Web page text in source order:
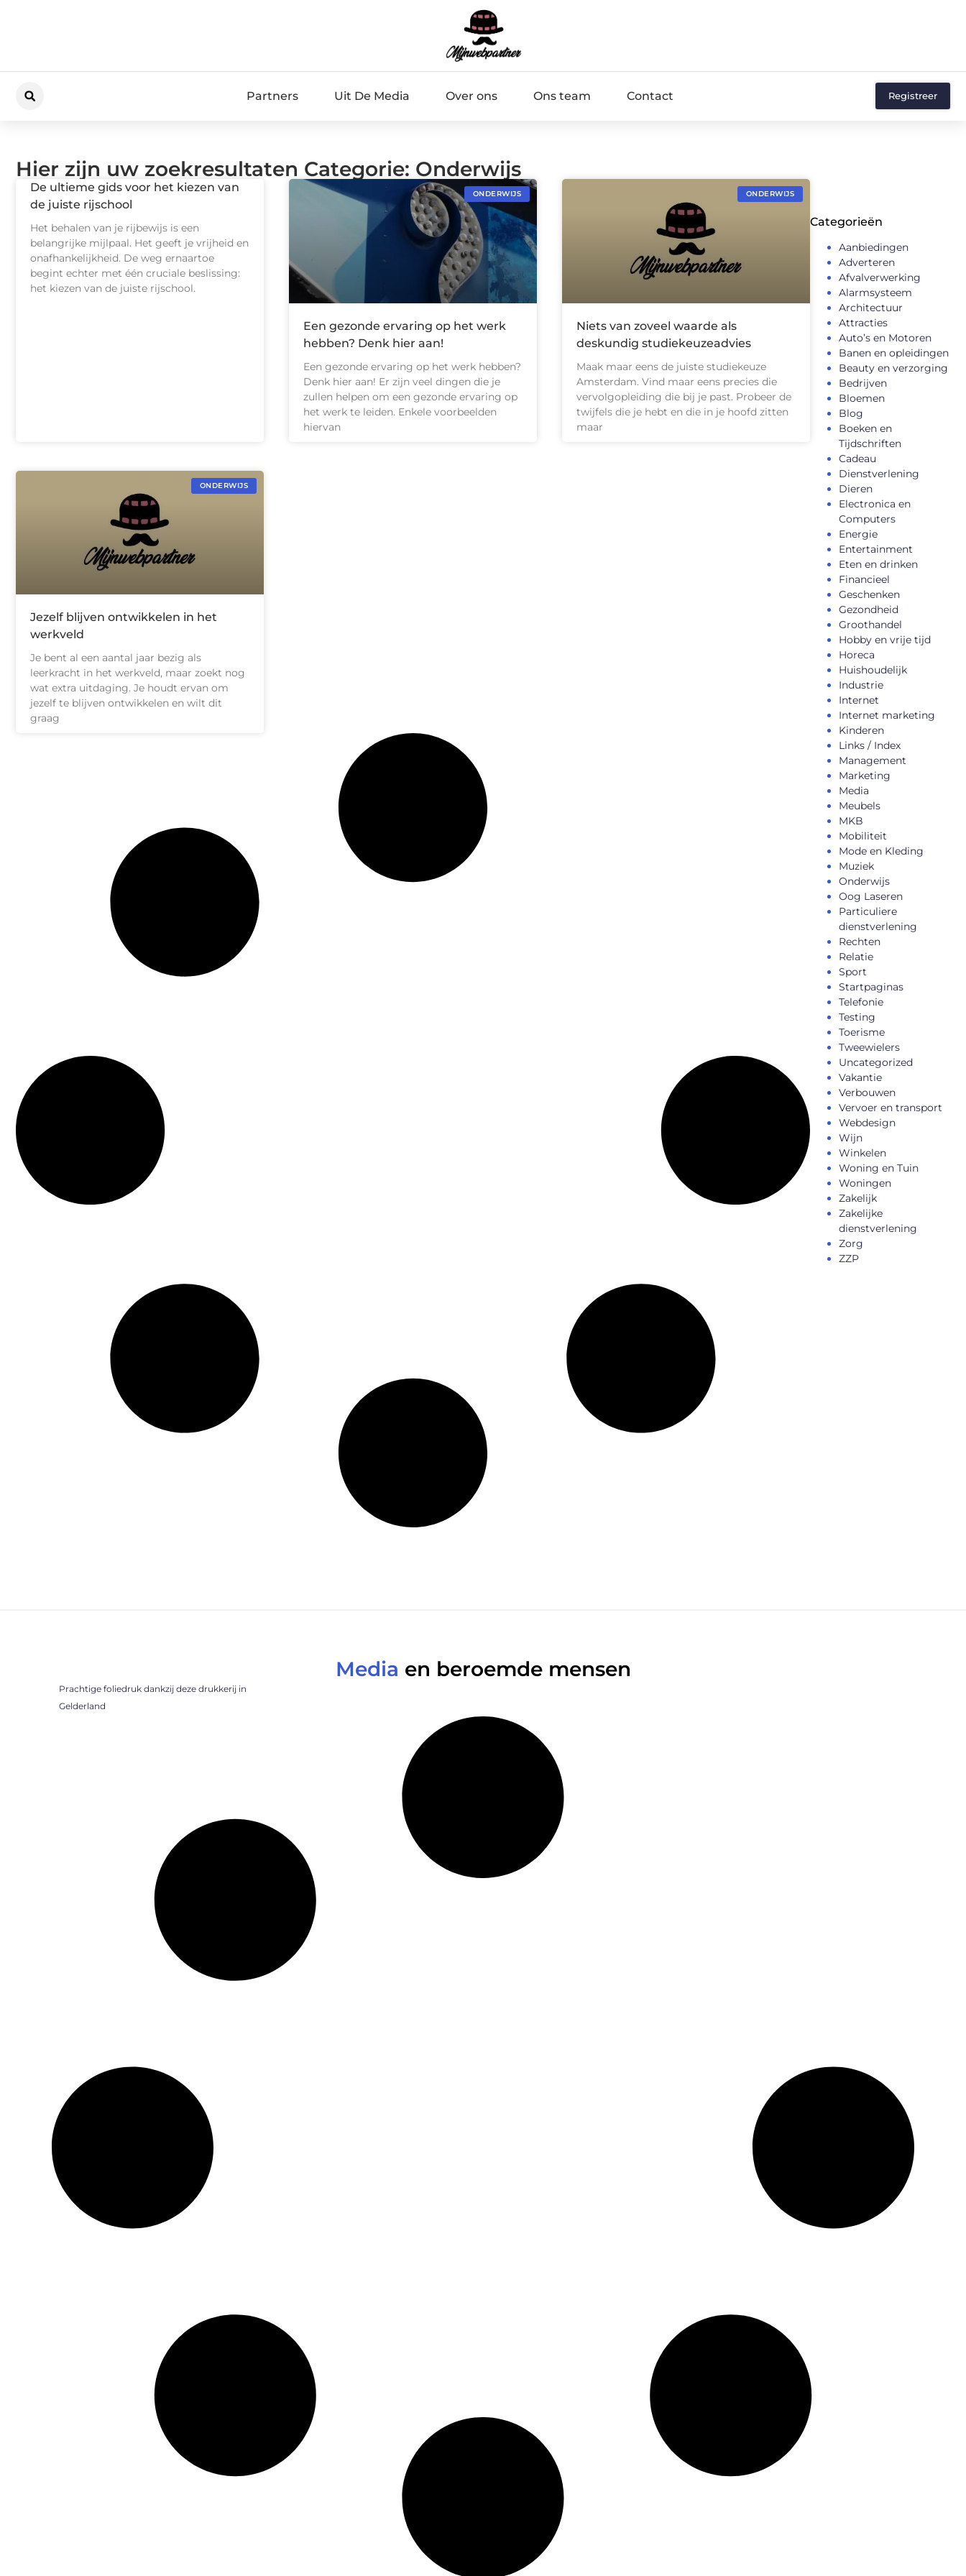
Partners Uit De Media Over ons Ons team Contact Registreer
Hier zijn uw zoekresultaten Categorie: Onderwijs
De ultieme gids voor het kiezen van
de juiste rijschool
Het behalen van je rijbewijs is een
belangrijke mijlpaal. Het geeft je vrijheid en
onafhankelijkheid. De weg ernaartoe
begint echter met één cruciale beslissing:
het kiezen van de juiste rijschool.
ONDERWIJS
Een gezonde ervaring op het werk
hebben? Denk hier aan!
Een gezonde ervaring op het werk hebben?
Denk hier aan! Er zijn veel dingen die je
zullen helpen om een gezonde ervaring op
het werk te leiden. Enkele voorbeelden
hiervan
ONDERWIJS
Niets van zoveel waarde als
deskundig studiekeuzeadvies
Maak maar eens de juiste studiekeuze
Amsterdam. Vind maar eens precies die
vervolgopleiding die bij je past. Probeer de
twijfels die je hebt en die in je hoofd zitten
maar
ONDERWIJS
Jezelf blijven ontwikkelen in het
werkveld
Je bent al een aantal jaar bezig als
leerkracht in het werkveld, maar zoekt nog
wat extra uitdaging. Je houdt ervan om
jezelf te blijven ontwikkelen en wilt dit
graag
Categorieën
Aanbiedingen
Adverteren
Afvalverwerking
Alarmsysteem
Architectuur
Attracties
Auto’s en Motoren
Banen en opleidingen
Beauty en verzorging
Bedrijven
Bloemen
Blog
Boeken en
Tijdschriften
Cadeau
Dienstverlening
Dieren
Electronica en
Computers
Energie
Entertainment
Eten en drinken
Financieel
Geschenken
Gezondheid
Groothandel
Hobby en vrije tijd
Horeca
Huishoudelijk
Industrie
Internet
Internet marketing
Kinderen
Links / Index
Management
Marketing
Media
Meubels
MKB
Mobiliteit
Mode en Kleding
Muziek
Onderwijs
Oog Laseren
Particuliere
dienstverlening
Rechten
Relatie
Sport
Startpaginas
Telefonie
Testing
Toerisme
Tweewielers
Uncategorized
Vakantie
Verbouwen
Vervoer en transport
Webdesign
Wijn
Winkelen
Woning en Tuin
Woningen
Zakelijk
Zakelijke
dienstverlening
Zorg
ZZP
Media en beroemde mensen
Prachtige foliedruk dankzij deze drukkerij in
Gelderland